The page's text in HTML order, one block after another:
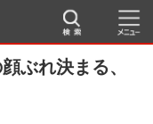
ぶれ決まる、